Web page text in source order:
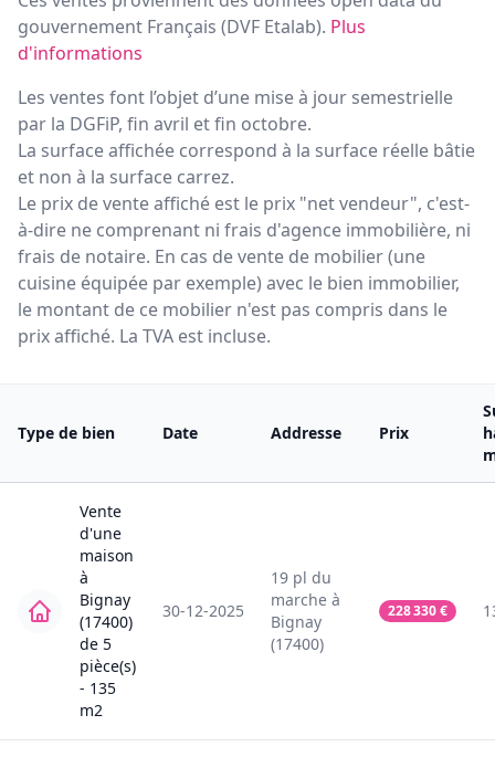
gouvernement Français (DVF Etalab). Plus
d'informations
Les ventes font l’objet d’une mise à jour semestrielle
par la DGFiP, fin avril et fin octobre.
La surface affichée correspond à la surface réelle bâtie
et non à la surface carrez.
Le prix de vente affiché est le prix "net vendeur", c'est-
à-dire ne comprenant ni frais d'agence immobilière, ni
frais de notaire. En cas de vente de mobilier (une
cuisine équipée par exemple) avec le bien immobilier,
le montant de ce mobilier n'est pas compris dans le
prix affiché. La TVA est incluse.
Type de bien Date Addresse Prix
Vente
d'une
maison
à
Bignay
(17400)
de 5
pièce(s)
- 135
m2
30-12-2025
19 pl du
marche à
Bignay
(17400)
228 330€